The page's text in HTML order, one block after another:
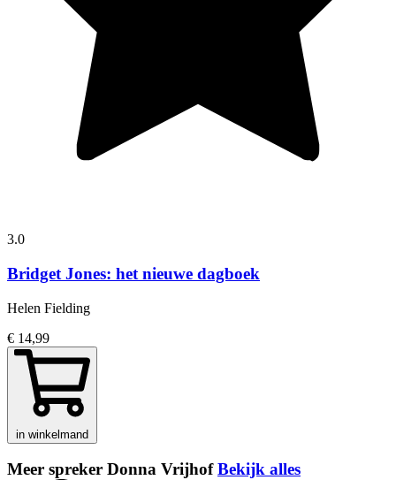
3.0
Bridget Jones: het nieuwe dagboek
Helen Fielding
€ 14,99
in winkelmand
Meer spreker Donna VrijhofBekijk alles